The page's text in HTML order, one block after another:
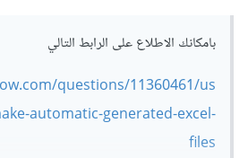
بامكانك الاطلاع على الرابط التالي
questions/11360461/us
automatic-generated-excel-
files